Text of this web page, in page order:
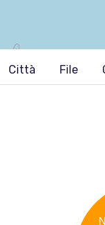
Città File